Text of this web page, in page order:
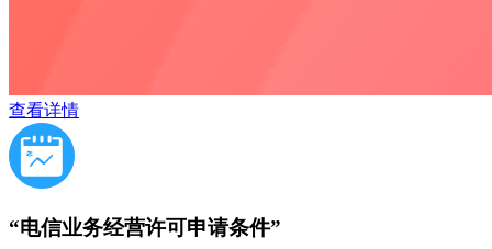
查看详情
“电信业务经营许可申请条件”